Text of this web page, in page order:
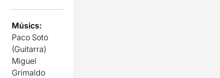
Músics:
Paco Soto
(Guitarra)
Miguel
Grimaldo